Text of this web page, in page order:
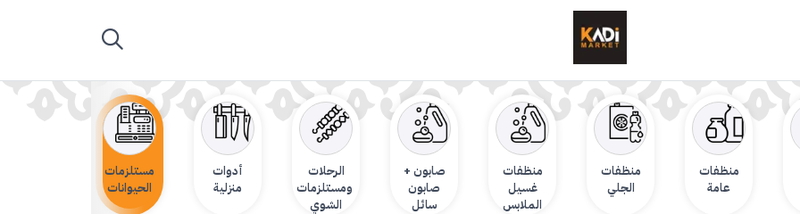
منظفات
عامة
منظفات
الجلي
منظفات
غسيل
الملابس
صابون +
صابون
سائل
الرحلات
ومستلزمات
الشوي
أدوات
منزلية
مستلزمات
الحيوانات